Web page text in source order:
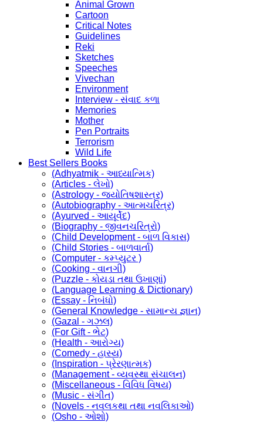
Animal Grown
Cartoon
Critical Notes
Guidelines
Reki
Sketches
Speeches
Vivechan
Environment
Interview - સંવાદ કળા
Memories
Mother
Pen Portraits
Terrorism
Wild Life
Best Sellers Books
(Adhyatmik - આધ્યાત્મિક)
(Articles - લેખો)
(Astrology - જ્યોતિષશાસ્ત્ર)
(Autobiography - આત્મચરિત્ર)
(Ayurved - આયૂર્વેદ)
(Biography - જીવનચરિત્રો)
(Child Development - બાળ વિકાસ)
(Child Stories - બાળવાર્તા)
(Computer - કમ્પ્યુટર )
(Cooking - વાનગી)
(Puzzle - કોયડા તથા ઉખાણાં)
(Language Learning & Dictionary)
(Essay - નિબંધો)
(General Knowledge - સામાન્ય જ્ઞાન)
(Gazal - ગઝલ)
(For Gift - ભેટ)
(Health - આરોગ્ય)
(Comedy - હાસ્ય)
(Inspiration - પ્રેરણાત્મક)
(Management - વ્યવસ્થા સંચાલન)
(Miscellaneous - વિવિધ વિષય)
(Music - સંગીત)
(Novels - નવલકથા તથા નવલિકાઓ)
(Osho - ઓશો)